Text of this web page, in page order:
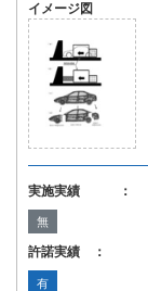
イメージ図
実施実績 ：
無
許諾実績 ：
有